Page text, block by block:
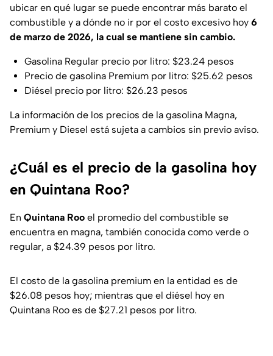
ubicar en qué lugar se puede encontrar más barato el
combustible y a dónde no ir por el costo excesivo hoy 6
de marzo de 2026, la cual se mantiene sin cambio.
Gasolina Regular precio por litro: $23.24 pesos
Precio de gasolina Premium por litro: $25.62 pesos
Diésel precio por litro: $26.23 pesos
La información de los precios de la gasolina Magna,
Premium y Diesel está sujeta a cambios sin previo aviso.
¿Cuál es el precio de la gasolina hoy
en Quintana Roo?
En Quintana Roo el promedio del combustible se
encuentra en magna, también conocida como verde o
regular, a $24.39 pesos por litro.
El costo de la gasolina premium en la entidad es de
$26.08 pesos hoy; mientras que el diésel hoy en
Quintana Roo es de $27.21 pesos por litro.